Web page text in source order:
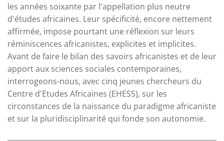
les années soixante par l'appellation plus neutre
d'études africaines. Leur spécificité, encore nettement
affirmée, impose pourtant une réflexion sur leurs
réminiscences africanistes, explicites et implicites.
Avant de faire le bilan des savoirs africanistes et de leur
apport aux sciences sociales contemporaines,
interrogeons-nous, avec cinq jeunes chercheurs du
Centre d'Etudes Africaines (EHESS), sur les
circonstances de la naissance du paradigme africaniste
et sur la pluridisciplinarité qui fonde son autonomie.